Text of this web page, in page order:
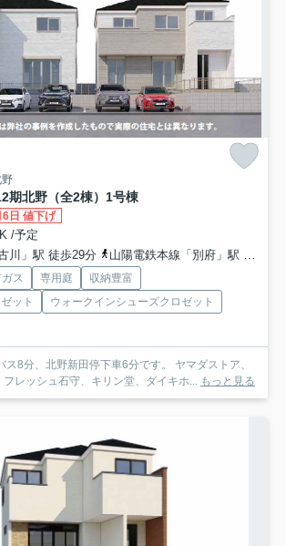
期北野（全2棟）1号棟
6日 値下げ
/予定
川」駅 徒歩29分
山陽電鉄本線「別府」駅 徒歩56分
ス 専用庭
収納豊富
ット
ウォークインシューズクロゼット
ス8分、北野新田停下車6分です。 ヤマダストア、
レッシュ石守、キリン堂、ダイキホ...
もっと見る